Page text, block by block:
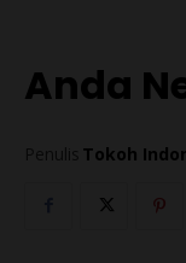
Anda
Tokoh